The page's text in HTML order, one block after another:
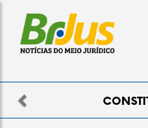
Previous